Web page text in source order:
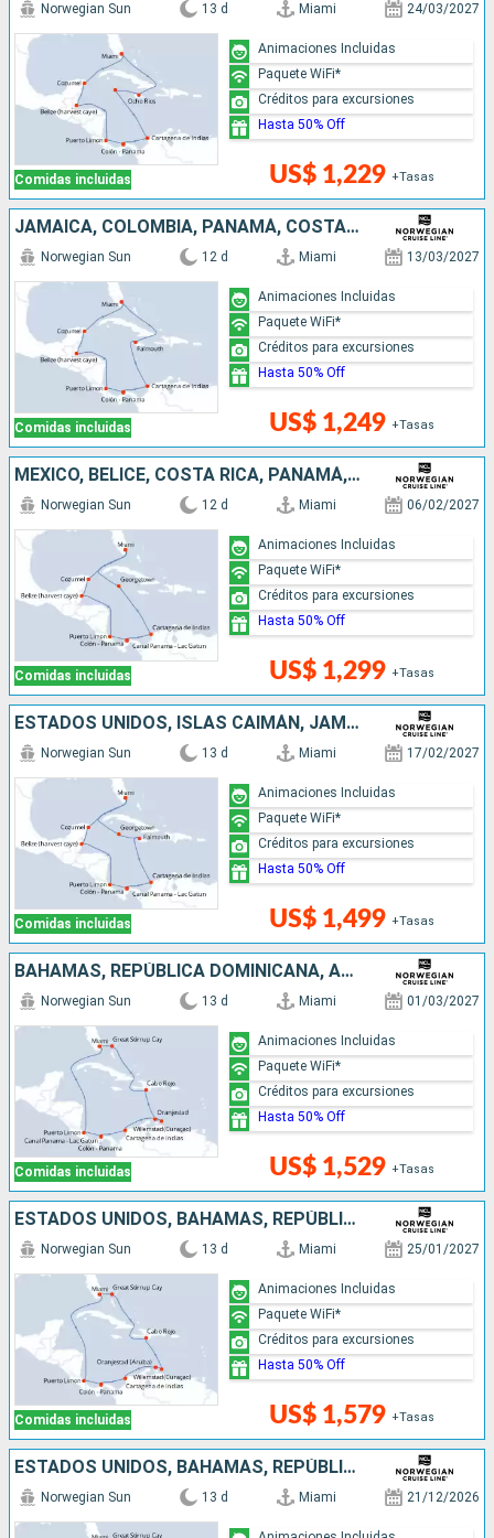
Comidas incluidas
Norwegian Sun 13 d Miami 24/03/2027
US$ 1,229 +Tasas
Animaciones Incluidas
Paquete WiFi*
Créditos para excursiones
Hasta 50% Off
JAMAICA, COLOMBIA, PANAMÁ, COSTA RICA, BELICE, MÉXICO, ESTADOS UNIDOS
Comidas incluidas
Norwegian Sun 12 d Miami 13/03/2027
US$ 1,249 +Tasas
Animaciones Incluidas
Paquete WiFi*
Créditos para excursiones
Hasta 50% Off
MÉXICO, BELICE, COSTA RICA, PANAMÁ, COLOMBIA, ISLAS CAIMÁN, ESTADOS UNIDOS
Comidas incluidas
Norwegian Sun 12 d Miami 06/02/2027
US$ 1,299 +Tasas
Animaciones Incluidas
Paquete WiFi*
Créditos para excursiones
Hasta 50% Off
ESTADOS UNIDOS, ISLAS CAIMÁN, JAMAICA, COLOMBIA, PANAMÁ, COSTA RICA, BELICE, MÉXICO
Comidas incluidas
Norwegian Sun 13 d Miami 17/02/2027
US$ 1,499 +Tasas
Animaciones Incluidas
Paquete WiFi*
Créditos para excursiones
Hasta 50% Off
BAHAMAS, REPÚBLICA DOMINICANA, ARUBA, COLOMBIA, PANAMÁ, COSTA RICA, ESTADOS UNIDOS
Comidas incluidas
Norwegian Sun 13 d Miami 01/03/2027
US$ 1,529 +Tasas
Animaciones Incluidas
Paquete WiFi*
Créditos para excursiones
Hasta 50% Off
ESTADOS UNIDOS, BAHAMAS, REPÚBLICA DOMINICANA, ARUBA, COLOMBIA, PANAMÁ, COSTA RICA
Comidas incluidas
Norwegian Sun 13 d Miami 25/01/2027
US$ 1,579 +Tasas
Animaciones Incluidas
Paquete WiFi*
Créditos para excursiones
Hasta 50% Off
ESTADOS UNIDOS, BAHAMAS, REPÚBLICA DOMINICANA, ARUBA, COLOMBIA, PANAMÁ, COSTA RICA
Norwegian Sun 13 d Miami 21/12/2026